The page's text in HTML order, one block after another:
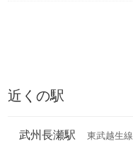
近くの駅
武州長瀬駅 東武越生線